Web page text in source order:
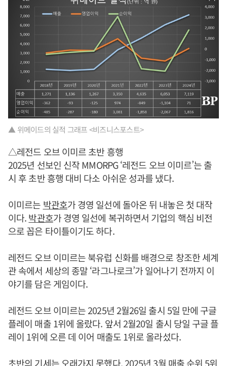
▲ 위메이드의 실적 그래프 <비즈니스포스트>
△레전드 오브 이미르 초반 흥행
2025년 선보인 신작 MMORPG ‘레전드 오브 이미르’는 출
시 후 초반 흥행 대비 다소 아쉬운 성과를 냈다.
이미르는 박관호가 경영 일선에 돌아온 뒤 내놓은 첫 대작
이다.박관호가 경영 일선에 복귀하면서 기업의 핵심 비전
으로 꼽은 타이틀이기도 하다.
레전드 오브 이미르는 북유럽 신화를 배경으로 창조한 세계
관 속에서 세상의 종말 ‘라그나로크’가 일어나기 전까지 이
야기를 담은 게임이다.
레전드 오브 이미르는 2025년 2월26일 출시 5일 만에 구글
플레이 매출 1위에 올랐다. 앞서 2월20일 출시 당일 구글 플
레이 1위에 오른 데 이어 매출도 1위로 올라섰다.
초반의 기세는 오래가지 못했다. 2025년 3월 매출 순위 5위